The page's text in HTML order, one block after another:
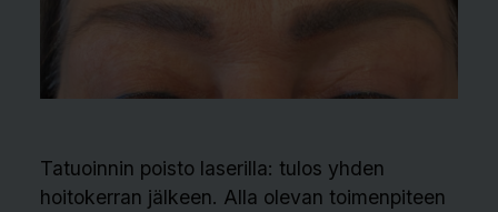
Tatuoinnin poisto laserilla: tulos yhden
hoitokerran jälkeen. Alla olevan toimenpiteen